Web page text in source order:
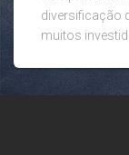
diversificação
muitos